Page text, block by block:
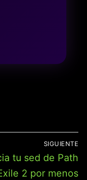
SIGUIENTE
tu sed de Path
2 por menos